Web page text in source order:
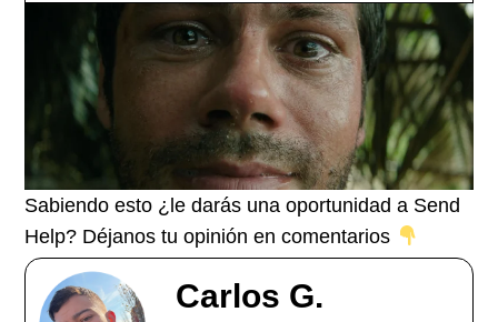
Sabiendo esto ¿le darás una oportunidad a Send
Help? Déjanos tu opinión en comentarios
Carlos G.